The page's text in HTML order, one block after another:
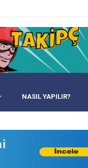
NASIL YAPILIR?